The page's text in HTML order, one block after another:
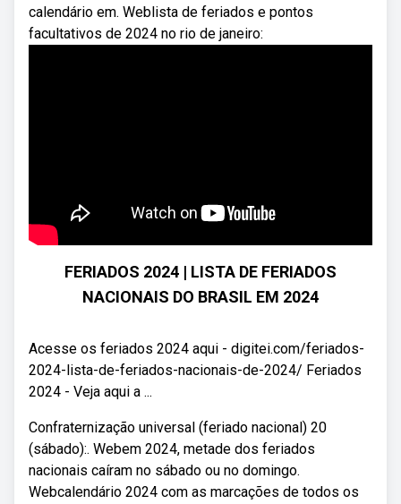
calendário em. Weblista de feriados e pontos
facultativos de 2024 no rio de janeiro:
FERIADOS 2024 | LISTA DE FERIADOS
NACIONAIS DO BRASIL EM 2024
Acesse os feriados 2024 aqui - digitei.com/feriados-
2024-lista-de-feriados-nacionais-de-2024/ Feriados
2024 - Veja aqui a ...
Confraternização universal (feriado nacional) 20
(sábado):. Webem 2024, metade dos feriados
nacionais caíram no sábado ou no domingo.
Webcalendário 2024 com as marcações de todos os